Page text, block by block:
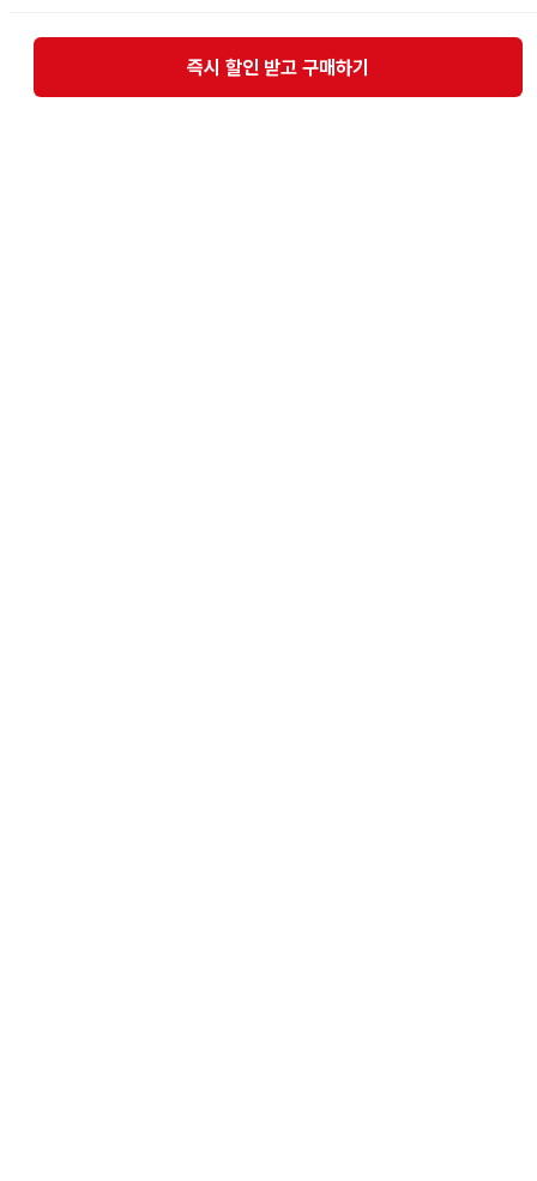
즉시 할인 받고 구매하기